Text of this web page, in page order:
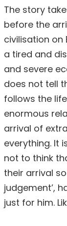
The story
before the
civilisation on
a tired and
and severe
does not tell
follows the
enormous
arrival of
everything. It
not to think
their arrival
judgement’,
just for him.